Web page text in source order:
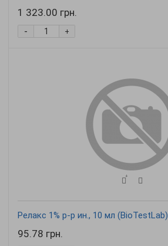
1 323.00 грн.
+
-
Релакс 1% р-р ин., 10 мл (BioTestLab)
95.78 грн.